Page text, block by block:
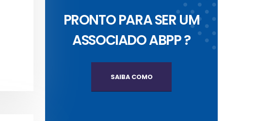
PRONTO PARA SER UM
ASSOCIADO ABPP ?
SAIBA COMO